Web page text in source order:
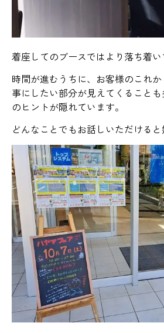
着座してのブースではより落ち着い
時間が進むうちに、お客様のこれ
事にしたい部分が見えてくること
のヒントが隠れています。
どんなことでもお話しいただける